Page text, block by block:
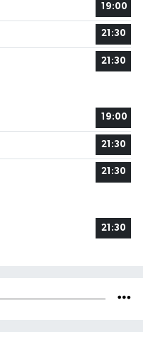
19:00
21:30
21:30
19:00
21:30
21:30
21:30